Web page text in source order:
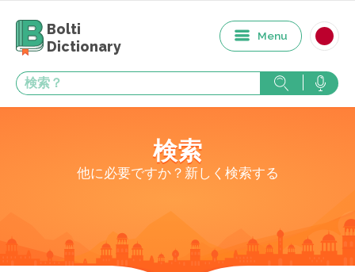
Bolti
Dictionary
Menu
検索
他に必要ですか？新しく検索する